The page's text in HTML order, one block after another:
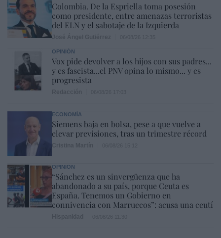
Colombia. De la Espriella toma posesión
como presidente, entre amenazas terroristas
del ELN y el sabotaje de la Izquierda
OPINIÓN
Vox pide devolver a los hijos con sus padres...
y es fascista...el PNV opina lo mismo... y es
progresista
ECONOMÍA
Siemens baja en bolsa, pese a que vuelve a
elevar previsiones, tras un trimestre récord
OPINIÓN
“Sánchez es un sinvergüenza que ha
abandonado a su país, porque Ceuta es
España. Tenemos un Gobierno en
connivencia con Marruecos”: acusa una ceutí